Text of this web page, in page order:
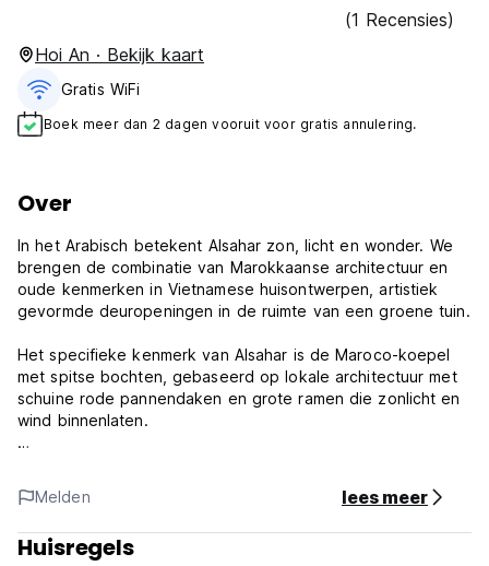
(1 Recensies)
Hoi An · Bekijk kaart
Gratis WiFi
Boek meer dan 2 dagen vooruit voor gratis annulering.
Over
In het Arabisch betekent Alsahar zon, licht en wonder. We
brengen de combinatie van Marokkaanse architectuur en
oude kenmerken in Vietnamese huisontwerpen, artistiek
gevormde deuropeningen in de ruimte van een groene tuin.
Het specifieke kenmerk van Alsahar is de Maroco-koepel
met spitse bochten, gebaseerd op lokale architectuur met
schuine rode pannendaken en grote ramen die zonlicht en
wind binnenlaten.
met vrij uitzicht op de tuin en de rivier de Thu Bon.
Wat is beter dan een vakantie waarin u elke ochtend
wakker wordt, een slok heerlijke koffie op uw balkon drinkt,
Melden lees meer
Huisregels